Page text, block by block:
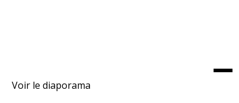
Voir le diaporama